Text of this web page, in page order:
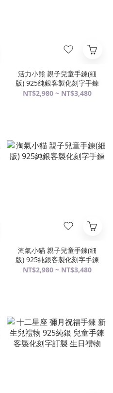
活力小熊 親子兒童手鍊(細
版) 925純銀客製化刻字手鍊
NT$2,980 ~ NT$3,480
淘氣小貓 親子兒童手鍊(細
版) 925純銀客製化刻字手鍊
NT$2,980 ~ NT$3,480